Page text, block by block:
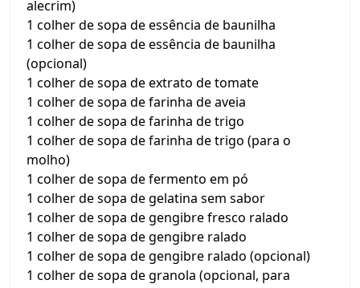
alecrim)
1 colher de sopa de essência de baunilha
1 colher de sopa de essência de baunilha
(opcional)
1 colher de sopa de extrato de tomate
1 colher de sopa de farinha de aveia
1 colher de sopa de farinha de trigo
1 colher de sopa de farinha de trigo (para o
molho)
1 colher de sopa de fermento em pó
1 colher de sopa de gelatina sem sabor
1 colher de sopa de gengibre fresco ralado
1 colher de sopa de gengibre ralado
1 colher de sopa de gengibre ralado (opcional)
1 colher de sopa de granola (opcional, para